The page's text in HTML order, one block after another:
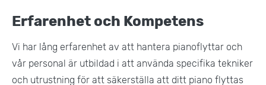
Erfarenhet och Kompetens
Vi har lång erfarenhet av att hantera pianoflyttar och
vår personal är utbildad i att använda specifika tekniker
och utrustning för att säkerställa att ditt piano flyttas